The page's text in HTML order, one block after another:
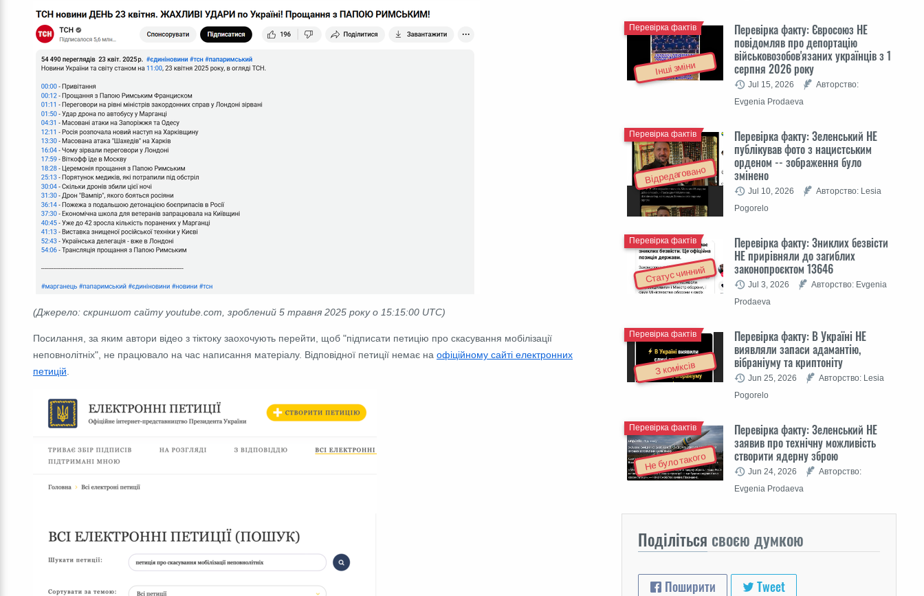
(Джерело: скриншот сайту youtube.com, зроблений 5 травня 2025 року о 15:15:00 UTC)
Посилання, за яким автори відео з тіктоку заохочують перейти, щоб "підписати петицію про скасування мобілізації
неповнолітніх", не працювало на час написання матеріалу. Відповідної петиції немає на офіційному сайті електронних
петицій
Інші зміни
Перевірка факту: Євросоюз НЕ
повідомляв про депортацію
військовозобов'язаних українців з 1
серпня 2026 року
Перевірка фактів
Jul 15, 2026
Авторство:
Evgenia Prodaeva
Відредаговано
Перевірка факту: Зеленський НЕ
публікував фото з нацистським
орденом -- зображення було
змінено
Перевірка фактів
Jul 10, 2026
Авторство: Lesia
Pogorelo
Статус чинний
Перевірка факту: Зниклих безвісти
НЕ прирівняли до загиблих
законопроєктом 13646
Перевірка фактів
Jul 3, 2026
Авторство: Evgenia
Prodaeva
З коміксів
Перевірка факту: В Україні НЕ
виявляли запаси адамантію,
вібраніуму та криптоніту
Перевірка фактів
Jun 25, 2026
Авторство: Lesia
Pogorelo
Не було такого
Перевірка факту: Зеленський НЕ
заявив про технічну можливість
створити ядерну зброю
Перевірка фактів
Jun 24, 2026
Авторство:
Evgenia Prodaeva
Поділіться своєю думкою
Поширити Tweet